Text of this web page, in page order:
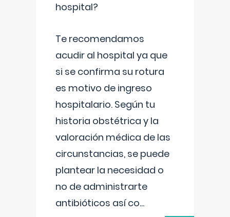
hospital?
Te recomendamos
acudir al hospital ya que
si se confirma su rotura
es motivo de ingreso
hospitalario. Según tu
historia obstétrica y la
valoración médica de las
circunstancias, se puede
plantear la necesidad o
no de administrarte
antibióticos así co...